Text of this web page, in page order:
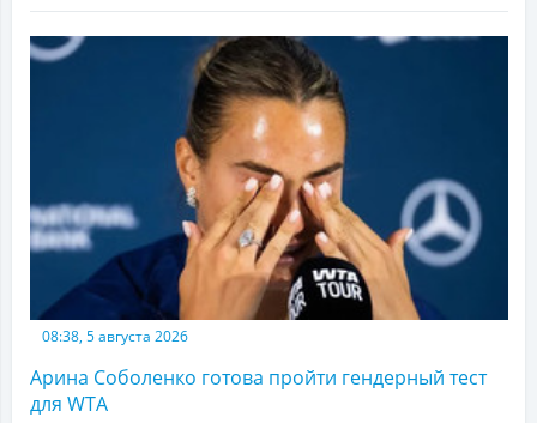
08:38, 5 августа 2026
Арина Соболенко готова пройти гендерный тест
для WTA